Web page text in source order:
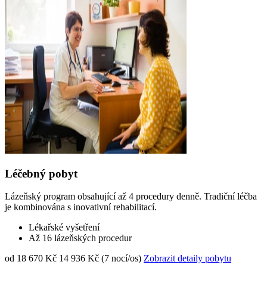
Léčebný pobyt
Lázeňský program obsahující až 4 procedury denně. Tradiční léčba
je kombinována s inovativní rehabilitací.
Lékařské vyšetření
Až 16 lázeňských procedur
od 18 670 Kč 14 936 Kč (7 nocí/os) Zobrazit detaily pobytu